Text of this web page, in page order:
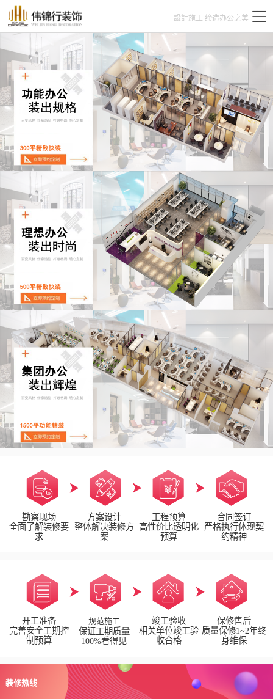
設計施工 缔造办公之美
勘察现场
全面了解装修要
求
方案设计
整体解决装修方
案
工程预算
高性价比透明化
预算
合同签订
严格执行体现契
约精神
开工准备
完善安全工期控
制预算
规范施工
保证工期质量
100%看得见
竣工验收
相关单位竣工验
收合格
保修售后
质量保修1~2年终
身维保
装修热线